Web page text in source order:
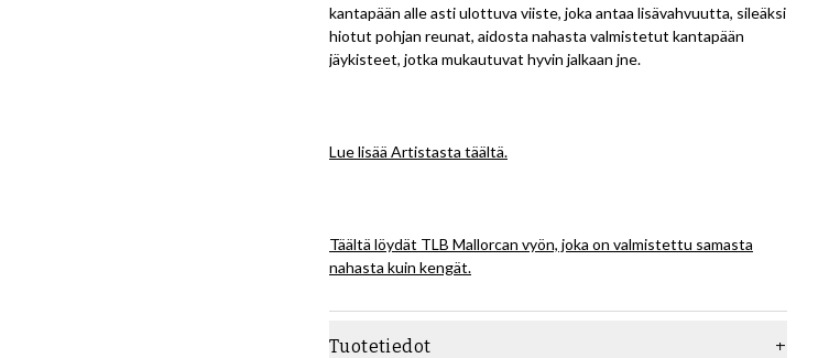
kantapään alle asti ulottuva viiste, joka antaa lisävahvuutta, sileäksi
hiotut pohjan reunat, aidosta nahasta valmistetut kantapään
jäykisteet, jotka mukautuvat hyvin jalkaan jne.
Lue lisää Artistasta täältä.
Täältä löydät TLB Mallorcan vyön, joka on valmistettu samasta
nahasta kuin kengät.
Tuotetiedot